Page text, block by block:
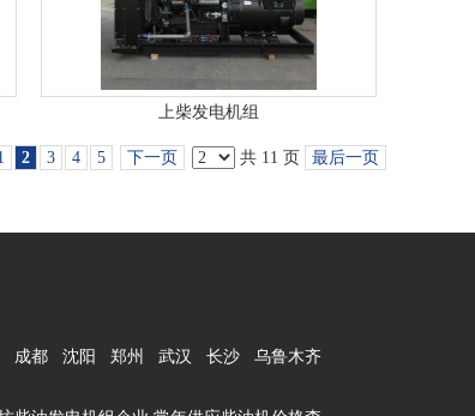
上柴发电机组
2 3 4 5 下一页 共 11 页 最后一页
成都 沈阳 郑州 武汉 长沙 乌鲁木齐